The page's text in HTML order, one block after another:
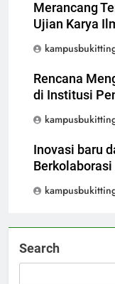
Merancang
Ujian Karya
Rencana
di Institusi
Inovasi baru
Search